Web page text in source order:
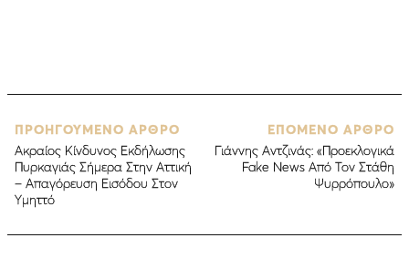
ΠΡΟΗΓΟΥΜΕΝΟ ΑΡΘΡΟ
Ακραίος Κίνδυνος Εκδήλωσης
Πυρκαγιάς Σήμερα Στην Αττική
– Απαγόρευση Εισόδου Στον
Υμηττό
ΕΠΟΜΕΝΟ ΑΡΘΡΟ
Γιάννης Αντζινάς: «Προεκλογικά
Fake News Από Τον Στάθη
Ψυρρόπουλο»